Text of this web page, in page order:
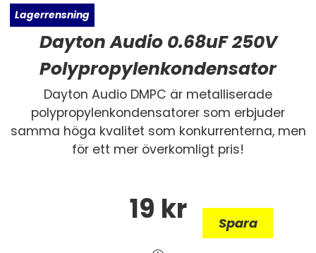
Lagerrensning
Dayton Audio 0.68uF 250V
Polypropylenkondensator
Dayton Audio DMPC är metalliserade
polypropylenkondensatorer som erbjuder
samma höga kvalitet som konkurrenterna, men
för ett mer överkomligt pris!
19 kr Spara